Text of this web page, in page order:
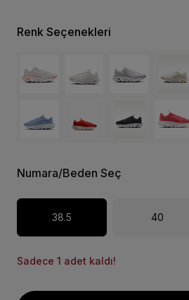
Renk Seçenekleri
Numara/Beden Seç
38.5 40
Sadece 1 adet kaldı!